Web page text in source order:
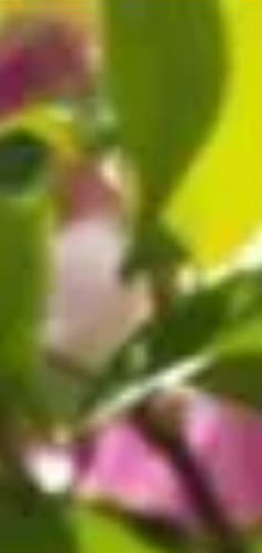
3 engrais naturels puissants